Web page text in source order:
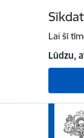
Lai šī
Lūdzu,